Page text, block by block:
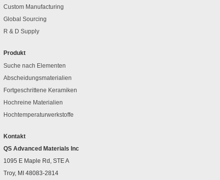
Custom Manufacturing
Global Sourcing
R & D Supply
Produkt
Suche nach Elementen
Abscheidungsmaterialien
Fortgeschrittene Keramiken
Hochreine Materialien
Hochtemperaturwerkstoffe
Kontakt
QS Advanced Materials Inc
1095 E Maple Rd, STE A
Troy, MI 48083-2814